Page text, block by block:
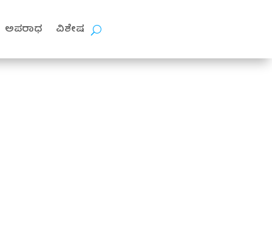
ಅಪರಾಧ ವಿಶೇಷ